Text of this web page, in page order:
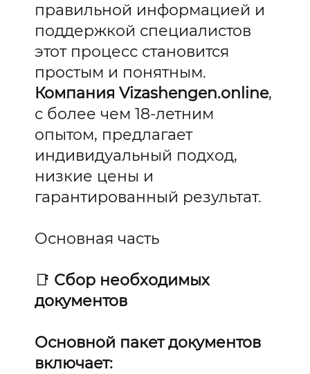
правильной информацией и
поддержкой специалистов
этот процесс становится
простым и понятным.
Компания Vizashengen.online,
с более чем 18-летним
опытом, предлагает
индивидуальный подход,
низкие цены и
гарантированный результат.
Основная часть
📑 Сбор необходимых
документов
Основной пакет документов
включает: